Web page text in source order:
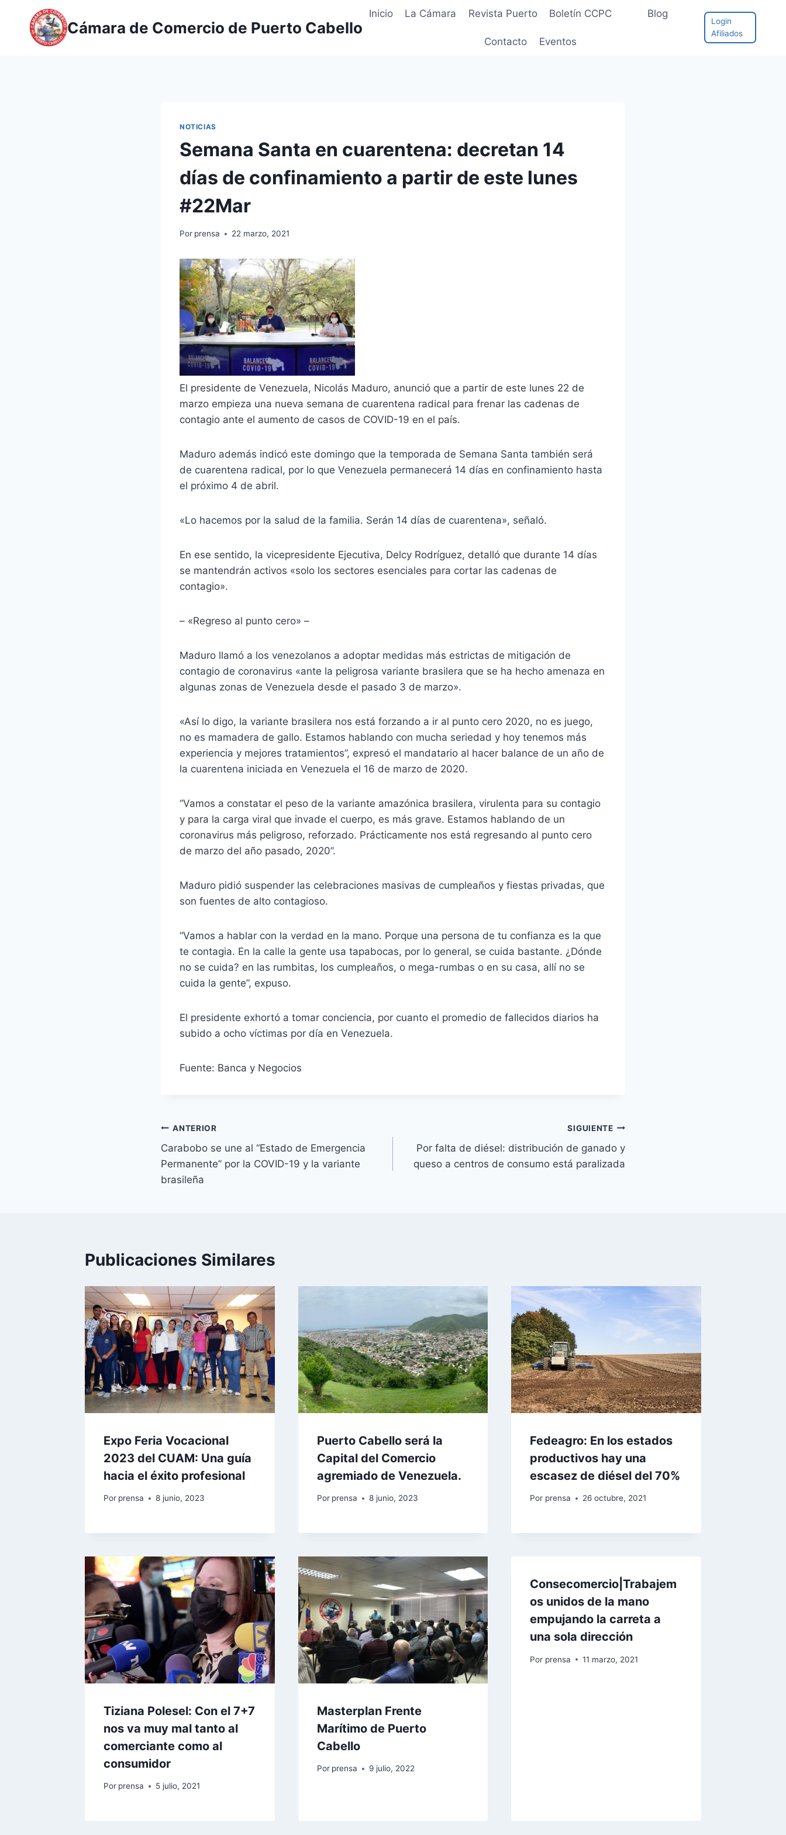
contenido
Cámara de Comercio de Puerto Cabello
Inicio La Cámara Revista Puerto Boletín CCPC Blog
Contacto Eventos
Login
Afiliados
NOTICIAS
Semana Santa en cuarentena: decretan 14
días de confinamiento a partir de este lunes
#22Mar
Por prensa 22 marzo, 2021
El presidente de Venezuela, Nicolás Maduro, anunció que a partir de este lunes 22 de
marzo empieza una nueva semana de cuarentena radical para frenar las cadenas de
contagio ante el aumento de casos de COVID-19 en el país.
Maduro además indicó este domingo que la temporada de Semana Santa también será
de cuarentena radical, por lo que Venezuela permanecerá 14 días en confinamiento hasta
el próximo 4 de abril.
«Lo hacemos por la salud de la familia. Serán 14 días de cuarentena», señaló.
En ese sentido, la vicepresidente Ejecutiva, Delcy Rodríguez, detalló que durante 14 días
se mantendrán activos «solo los sectores esenciales para cortar las cadenas de
contagio».
– «Regreso al punto cero» –
Maduro llamó a los venezolanos a adoptar medidas más estrictas de mitigación de
contagio de coronavirus «ante la peligrosa variante brasilera que se ha hecho amenaza en
algunas zonas de Venezuela desde el pasado 3 de marzo».
«Así lo digo, la variante brasilera nos está forzando a ir al punto cero 2020, no es juego,
no es mamadera de gallo. Estamos hablando con mucha seriedad y hoy tenemos más
experiencia y mejores tratamientos”, expresó el mandatario al hacer balance de un año de
la cuarentena iniciada en Venezuela el 16 de marzo de 2020.
“Vamos a constatar el peso de la variante amazónica brasilera, virulenta para su contagio
y para la carga viral que invade el cuerpo, es más grave. Estamos hablando de un
coronavirus más peligroso, reforzado. Prácticamente nos está regresando al punto cero
de marzo del año pasado, 2020”.
Maduro pidió suspender las celebraciones masivas de cumpleaños y fiestas privadas, que
son fuentes de alto contagioso.
“Vamos a hablar con la verdad en la mano. Porque una persona de tu confianza es la que
te contagia. En la calle la gente usa tapabocas, por lo general, se cuida bastante. ¿Dónde
no se cuida? en las rumbitas, los cumpleaños, o mega-rumbas o en su casa, allí no se
cuida la gente”, expuso.
El presidente exhortó a tomar conciencia, por cuanto el promedio de fallecidos diarios ha
subido a ocho víctimas por día en Venezuela.
Fuente: Banca y Negocios
Navegación
de
entradas
ANTERIOR
Carabobo se une al “Estado de Emergencia
Permanente” por la COVID-19 y la variante
brasileña
SIGUIENTE
Por falta de diésel: distribución de ganado y
queso a centros de consumo está paralizada
Publicaciones Similares
Expo Feria Vocacional
2023 del CUAM: Una guía
hacia el éxito profesional
Por prensa 8 junio, 2023
Puerto Cabello será la
Capital del Comercio
agremiado de Venezuela.
Por prensa 8 junio, 2023
Fedeagro: En los estados
productivos hay una
escasez de diésel del 70%
Por prensa 26 octubre, 2021
Tiziana Polesel: Con el 7+7
nos va muy mal tanto al
comerciante como al
consumidor
Por prensa 5 julio, 2021
Masterplan Frente
Marítimo de Puerto
Cabello
Por prensa 9 julio, 2022
Consecomercio|Trabajem
os unidos de la mano
empujando la carreta a
una sola dirección
Por prensa 11 marzo, 2021